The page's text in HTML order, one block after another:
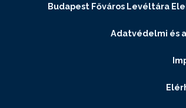
Budapest Főváros Levéltára
Adatvédelmi és